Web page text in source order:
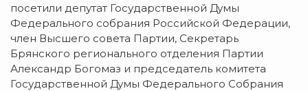
посетили депутат Государственной Думы
Федерального собрания Российской Федерации,
член Высшего совета Партии, Секретарь
Брянского регионального отделения Партии
Александр Богомаз и председатель комитета
Государственной Думы Федерального Собрания